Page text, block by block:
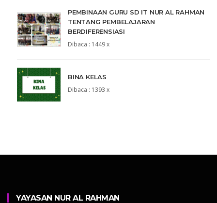
PEMBINAAN GURU SD IT NUR AL RAHMAN
TENTANG PEMBELAJARAN
BERDIFERENSIASI
Dibaca : 1449 x
BINA KELAS
Dibaca : 1393 x
YAYASAN NUR AL RAHMAN